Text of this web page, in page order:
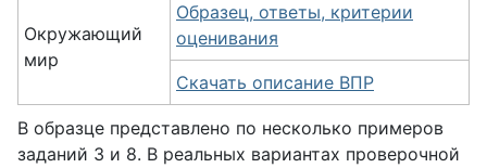
Окружающий
мир
Образец, ответы, критерии
оценивания
Скачать описание ВПР
В образце представлено по несколько примеров
заданий 3 и 8. В реальных вариантах проверочной